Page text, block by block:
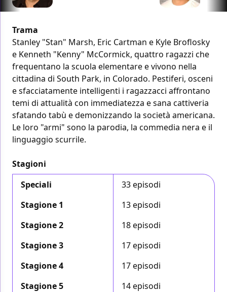
Trama
Stanley "Stan" Marsh, Eric Cartman e Kyle Broflosky
e Kenneth "Kenny" McCormick, quattro ragazzi che
frequentano la scuola elementare e vivono nella
cittadina di South Park, in Colorado. Pestiferi, osceni
e sfacciatamente intelligenti i ragazzacci affrontano
temi di attualità con immediatezza e sana cattiveria
sfatando tabù e demonizzando la società americana.
Le loro "armi" sono la parodia, la commedia nera e il
linguaggio scurrile.
Stagioni
Speciali
33 episodi
Stagione 1
13 episodi
Stagione 2
18 episodi
Stagione 3
17 episodi
Stagione 4
17 episodi
Stagione 5
14 episodi